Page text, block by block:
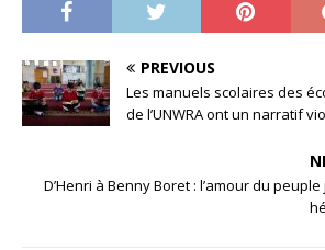
PREVIOUS
Les manuels scolaires des
de l’UNWRA ont un narratif
D’Henri à Benny Boret : l’amour du